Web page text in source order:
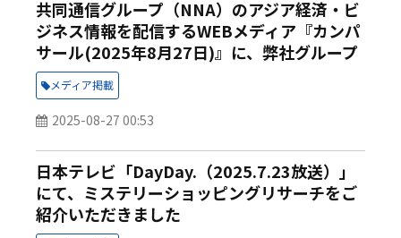
共同通信グループ（NNA）のアジア経済・ビ
ジネス情報を配信するWEBメディア『カンパ
サール(2025年8月27日)』に、弊社グループ
会社MS&Cタイ 代表 古川 健による「台湾企
業のスタッフ 日本よりポジティブ【日系サ
ービス企業の勝ち筋】」が掲載されました
メディア掲載
2025-08-27 00:53
日本テレビ「DayDay.（2025.7.23放送）」
にて、ミステリーショッピングリサーチをご
紹介いただきました